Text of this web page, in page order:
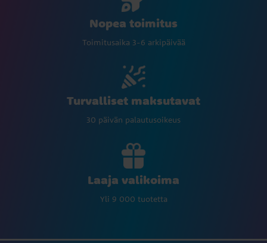
Nopea toimitus
Toimitusaika 3-6 arkipäivää
Turvalliset maksutavat
30 päivän palautusoikeus
Laaja valikoima
Yli 9 000 tuotetta